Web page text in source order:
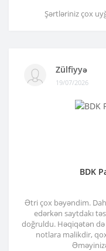
Şərtləriniz çox
Zülfiyyə
19/07/2026
BDK
Ətri çox bəyəndim.
edərkən saytdakı
doğruldu. Həqiqətən
notlara malikdir,